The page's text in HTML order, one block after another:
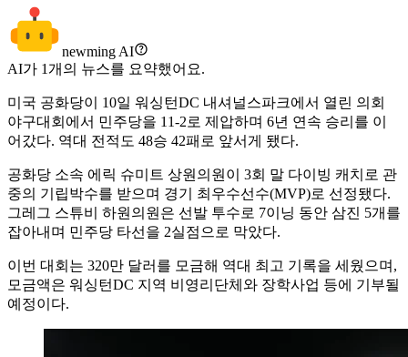
newming AI
AI가 1개의 뉴스를 요약했어요.
미국 공화당이 10일 워싱턴DC 내셔널스파크에서 열린 의회
야구대회에서 민주당을 11-2로 제압하며 6년 연속 승리를 이
어갔다. 역대 전적도 48승 42패로 앞서게 됐다.
공화당 소속 에릭 슈미트 상원의원이 3회 말 다이빙 캐치로 관
중의 기립박수를 받으며 경기 최우수선수(MVP)로 선정됐다.
그레그 스튜비 하원의원은 선발 투수로 7이닝 동안 삼진 5개를
잡아내며 민주당 타선을 2실점으로 막았다.
이번 대회는 320만 달러를 모금해 역대 최고 기록을 세웠으며,
모금액은 워싱턴DC 지역 비영리단체와 장학사업 등에 기부될
예정이다.